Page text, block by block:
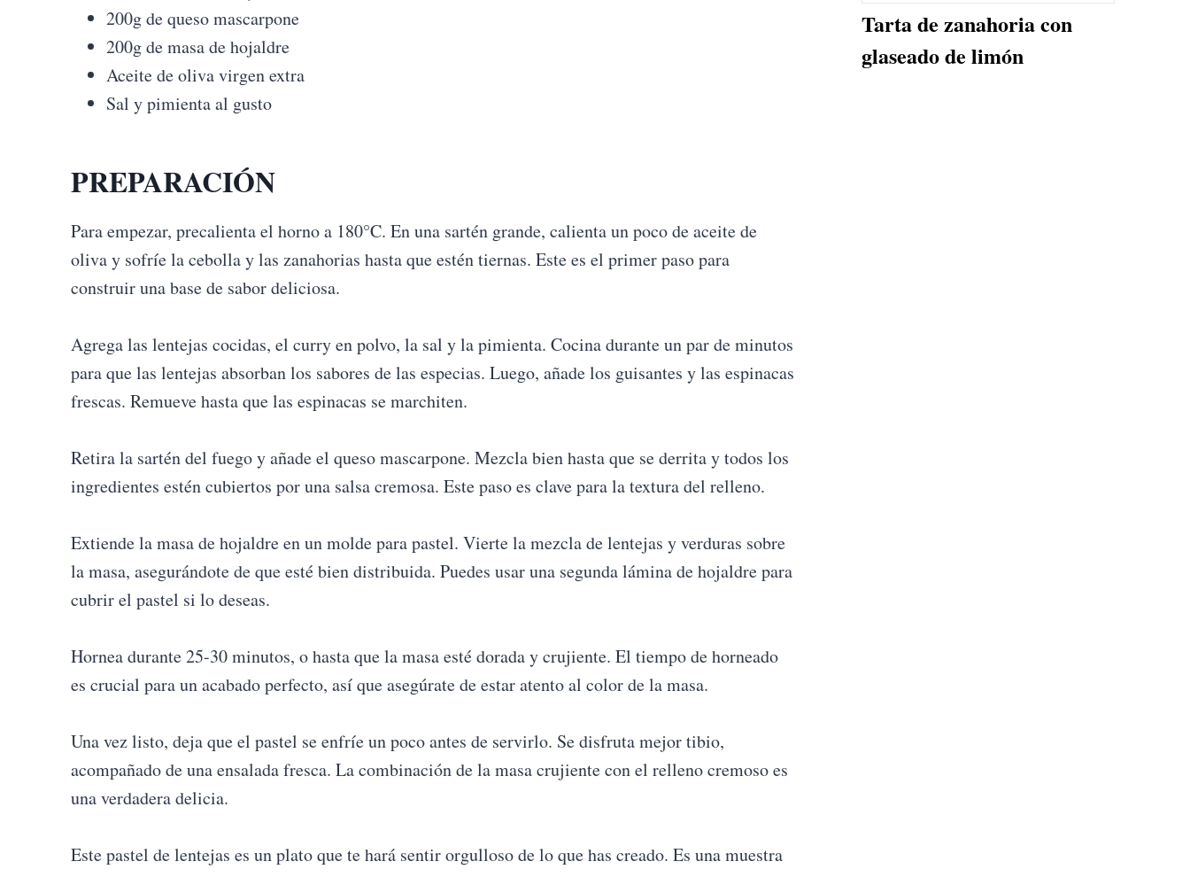
200g de queso mascarpone
200g de masa de hojaldre
Aceite de oliva virgen extra
Sal y pimienta al gusto
PREPARACIÓN
Para empezar, precalienta el horno a 180°C. En una sartén grande, calienta un poco de aceite de
oliva y sofríe la cebolla y las zanahorias hasta que estén tiernas. Este es el primer paso para
construir una base de sabor deliciosa.
Agrega las lentejas cocidas, el curry en polvo, la sal y la pimienta. Cocina durante un par de minutos
para que las lentejas absorban los sabores de las especias. Luego, añade los guisantes y las espinacas
frescas. Remueve hasta que las espinacas se marchiten.
Retira la sartén del fuego y añade el queso mascarpone. Mezcla bien hasta que se derrita y todos los
ingredientes estén cubiertos por una salsa cremosa. Este paso es clave para la textura del relleno.
Extiende la masa de hojaldre en un molde para pastel. Vierte la mezcla de lentejas y verduras sobre
la masa, asegurándote de que esté bien distribuida. Puedes usar una segunda lámina de hojaldre para
cubrir el pastel si lo deseas.
Hornea durante 25-30 minutos, o hasta que la masa esté dorada y crujiente. El tiempo de horneado
es crucial para un acabado perfecto, así que asegúrate de estar atento al color de la masa.
Una vez listo, deja que el pastel se enfríe un poco antes de servirlo. Se disfruta mejor tibio,
acompañado de una ensalada fresca. La combinación de la masa crujiente con el relleno cremoso es
una verdadera delicia.
Este pastel de lentejas es un plato que te hará sentir orgulloso de lo que has creado. Es una muestra
Tarta de zanahoria con
glaseado de limón